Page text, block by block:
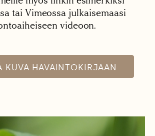
tai Vimeossa julkaisemaasi
videoon.
KUVA HAVAINTOKIRJAAN